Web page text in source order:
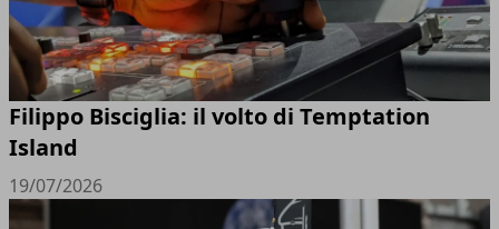
Filippo Bisciglia: il volto di Temptation
Island
19/07/2026